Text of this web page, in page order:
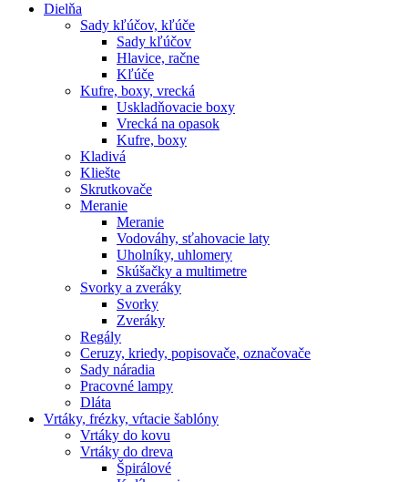
Dielňa
Sady kľúčov, kľúče
Sady kľúčov
Hlavice, račne
Kľúče
Kufre, boxy, vrecká
Uskladňovacie boxy
Vrecká na opasok
Kufre, boxy
Kladivá
Kliešte
Skrutkovače
Meranie
Meranie
Vodováhy, sťahovacie laty
Uholníky, uhlomery
Skúšačky a multimetre
Svorky a zveráky
Svorky
Zveráky
Regály
Ceruzy, kriedy, popisovače, označovače
Sady náradia
Pracovné lampy
Dláta
Vrtáky, frézky, vŕtacie šablóny
Vrtáky do kovu
Vrtáky do dreva
Špirálové